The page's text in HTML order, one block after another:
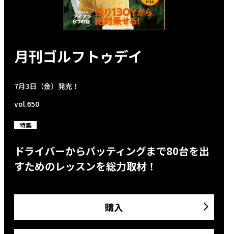
月刊ゴルフトゥデイ
7月3日（金）発売！
vol.650
特集
ドライバーからパッティングまで80台を出
すためのレッスンを総力取材！
購入